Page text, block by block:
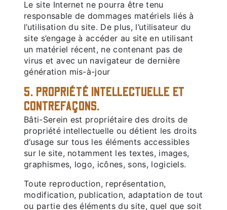
Le site Internet ne pourra être tenu
responsable de dommages matériels liés à
l’utilisation du site. De plus, l’utilisateur du
site s’engage à accéder au site en utilisant
un matériel récent, ne contenant pas de
virus et avec un navigateur de dernière
génération mis-à-jour
5. PROPRIÉTÉ INTELLECTUELLE ET
CONTREFAÇONS.
Bâti-Serein est propriétaire des droits de
propriété intellectuelle ou détient les droits
d’usage sur tous les éléments accessibles
sur le site, notamment les textes, images,
graphismes, logo, icônes, sons, logiciels.
Toute reproduction, représentation,
modification, publication, adaptation de tout
ou partie des éléments du site, quel que soit